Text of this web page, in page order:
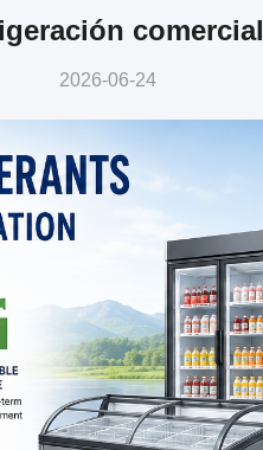
comercial
2026-06-24